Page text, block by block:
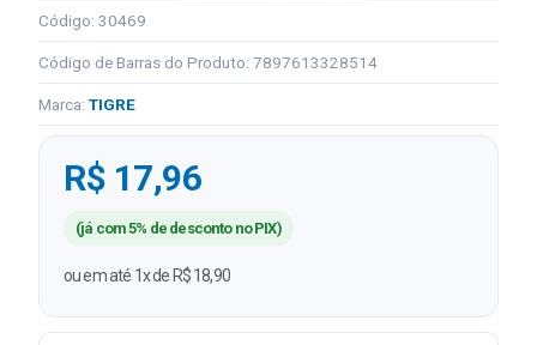
Código: 30469
Código de Barras do Produto: 7897613328514
Marca: TIGRE
R$ 17,96
(já com 5% de desconto no PIX)
ou em até 1x de R$ 18,90